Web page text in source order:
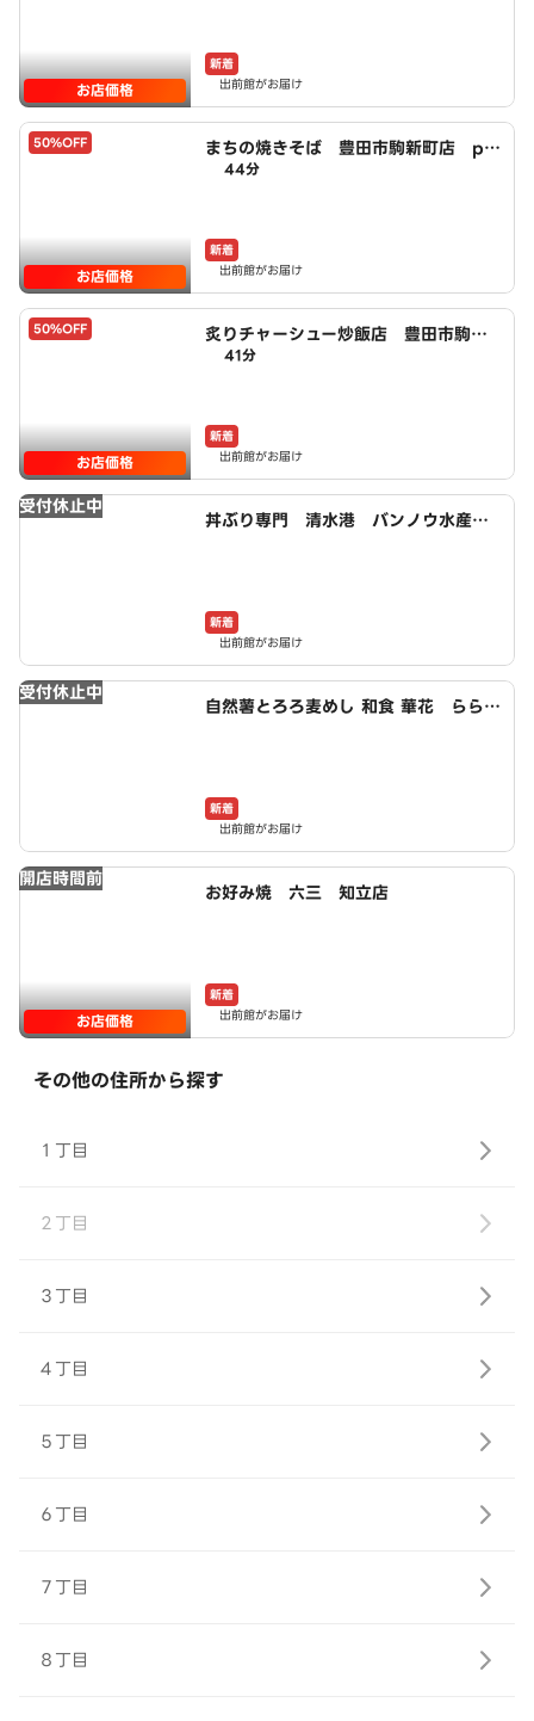
お店価格
新着
出前館がお届け
50%OFF
お店価格
まちの焼きそば 豊田市駒新町店 po
wered by LAWSON
44分
新着
出前館がお届け
50%OFF
お店価格
炙りチャーシュー炒飯店 豊田市駒新
町店 powered by LAWSON
41分
新着
出前館がお届け
受付休止中
丼ぶり専門 清水港 バンノウ水産
新着
出前館がお届け
受付休止中
自然薯とろろ麦めし 和食 華花 ららぽ
新着
出前館がお届け
開店時間前
お店価格
お好み焼 六三 知立店
新着
出前館がお届け
その他の住所から探す
１丁目
２丁目
３丁目
４丁目
５丁目
６丁目
７丁目
８丁目